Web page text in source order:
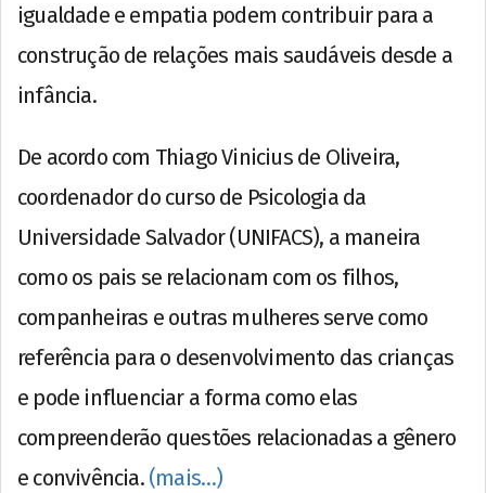
igualdade e empatia podem contribuir para a
construção de relações mais saudáveis desde a
infância.
De acordo com Thiago Vinicius de Oliveira,
coordenador do curso de Psicologia da
Universidade Salvador (UNIFACS), a maneira
como os pais se relacionam com os filhos,
companheiras e outras mulheres serve como
referência para o desenvolvimento das crianças
e pode influenciar a forma como elas
compreenderão questões relacionadas a gênero
e convivência. (mais…)